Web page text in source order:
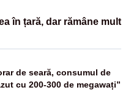
în țară, dar rămâne mult
de seară, consumul de
cu 200-300 de megawați”